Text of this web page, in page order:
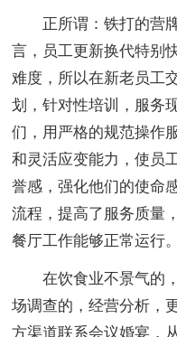
正所谓：铁打的营
言，员工更新换代特别
难度，所以在新老员工
划，针对性培训，服务
们，用严格的规范操作
和灵活应变能力，使员
誉感，强化他们的使命
流程，提高了服务质量
餐厅工作能够正常运行。
在饮食业不景气的
场调查的，经营分析，
方渠道联系会议婚宴，